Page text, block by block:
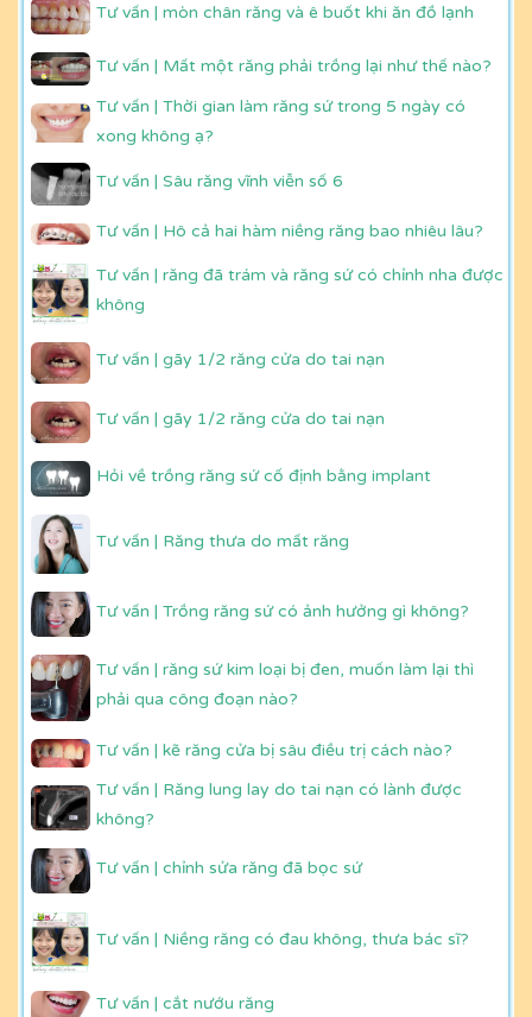
Tư vấn | mòn chân răng và ê buốt khi ăn đồ lạnh
Tư vấn | Mất một răng phải trồng lại như thế nào?
Tư vấn | Thời gian làm răng sứ trong 5 ngày có
xong không ạ?
Tư vấn | Sâu răng vĩnh viễn số 6
Tư vấn | Hô cả hai hàm niềng răng bao nhiêu lâu?
Tư vấn | răng đã trám và răng sứ có chỉnh nha được
không
Tư vấn | gãy 1/2 răng cửa do tai nạn
Tư vấn | gãy 1/2 răng cửa do tai nạn
Hỏi về trồng răng sứ cố định bằng implant
Tư vấn | Răng thưa do mất răng
Tư vấn | Trồng răng sứ có ảnh hưởng gì không?
Tư vấn | răng sứ kim loại bị đen, muốn làm lại thì
phải qua công đoạn nào?
Tư vấn | kẽ răng cửa bị sâu điều trị cách nào?
Tư vấn | Răng lung lay do tai nạn có lành được
không?
Tư vấn | chỉnh sửa răng đã bọc sứ
Tư vấn | Niềng răng có đau không, thưa bác sĩ?
Tư vấn | cắt nướu răng